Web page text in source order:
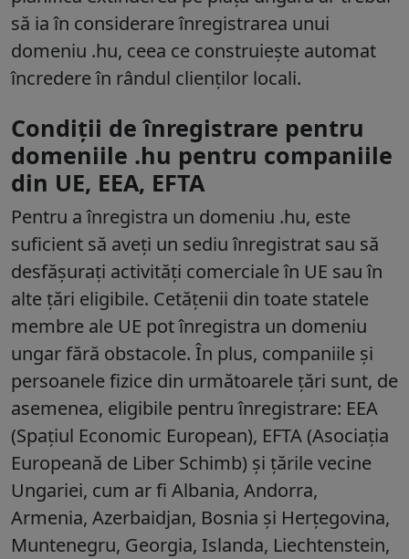
să ia în considerare înregistrarea unui
domeniu .hu, ceea ce construiește automat
încredere în rândul clienților locali.
Condiții de înregistrare pentru
domeniile .hu pentru companiile
din UE, EEA, EFTA
Pentru a înregistra un domeniu .hu, este
suficient să aveți un sediu înregistrat sau să
desfășurați activități comerciale în UE sau în
alte țări eligibile. Cetățenii din toate statele
membre ale UE pot înregistra un domeniu
ungar fără obstacole. În plus, companiile și
persoanele fizice din următoarele țări sunt, de
asemenea, eligibile pentru înregistrare: EEA
(Spațiul Economic European), EFTA (Asociația
Europeană de Liber Schimb) și țările vecine
Ungariei, cum ar fi Albania, Andorra,
Armenia, Azerbaidjan, Bosnia și Herțegovina,
Muntenegru, Georgia, Islanda, Liechtenstein,